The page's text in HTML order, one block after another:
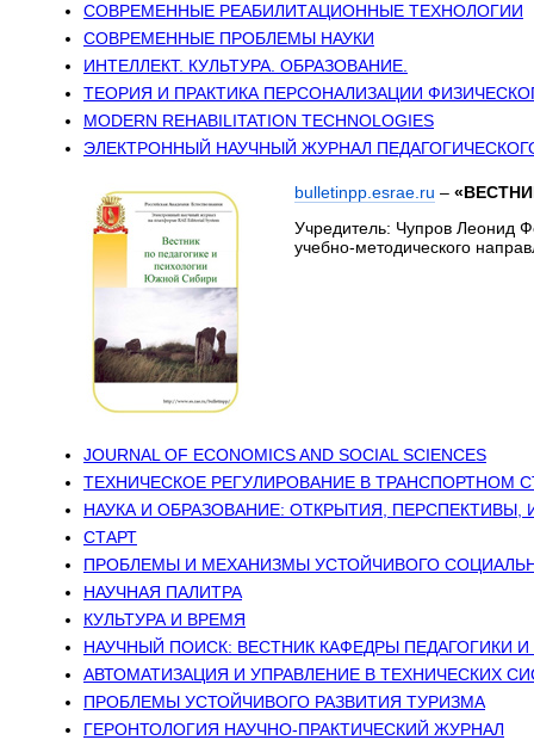
СОВРЕМЕННЫЕ РЕАБИЛИТАЦИОННЫЕ ТЕХНОЛОГИИ
СОВРЕМЕННЫЕ ПРОБЛЕМЫ НАУКИ
ИНТЕЛЛЕКТ. КУЛЬТУРА. ОБРАЗОВАНИЕ.
ТЕОРИЯ И ПРАКТИКА ПЕРСОНАЛИЗАЦИИ
MODERN REHABILITATION TECHNOLOGIES
ЭЛЕКТРОННЫЙ НАУЧНЫЙ ЖУРНАЛ
bulletinpp.esrae.ru –
Учредитель: Чупров Леонид
учебно-методического
JOURNAL OF ECONOMICS AND SOCIAL SCIENCES
ТЕХНИЧЕСКОЕ РЕГУЛИРОВАНИЕ В ТРАНСПОРТНОМ
НАУКА И ОБРАЗОВАНИЕ: ОТКРЫТИЯ, ПЕРСПЕКТИВЫ,
СТАРТ
ПРОБЛЕМЫ И МЕХАНИЗМЫ УСТОЙЧИВОГО
НАУЧНАЯ ПАЛИТРА
КУЛЬТУРА И ВРЕМЯ
НАУЧНЫЙ ПОИСК: ВЕСТНИК КАФЕДРЫ ПЕДАГОГИКИ
АВТОМАТИЗАЦИЯ И УПРАВЛЕНИЕ В ТЕХНИЧЕСКИХ
ПРОБЛЕМЫ УСТОЙЧИВОГО РАЗВИТИЯ ТУРИЗМА
ГЕРОНТОЛОГИЯ НАУЧНО-ПРАКТИЧЕСКИЙ ЖУРНАЛ